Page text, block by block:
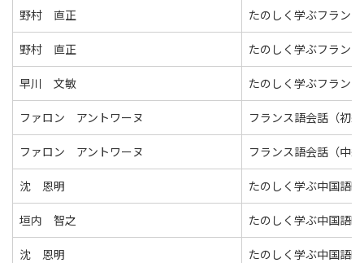
野村 直正 たのしく学ぶフラン
野村 直正 たのしく学ぶフラン
早川 文敏 たのしく学ぶフラン
ファロン アントワーヌ フランス語会話（初
ファロン アントワーヌ フランス語会話（中
沈 恩明 たのしく学ぶ中国語Ⅱ
垣内 智之 たのしく学ぶ中国語Ⅱ
沈 恩明 たのしく学ぶ中国語Ⅱ